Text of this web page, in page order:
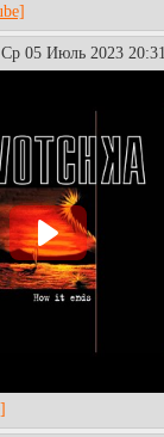
Ср 05 Июль 2023 20:31